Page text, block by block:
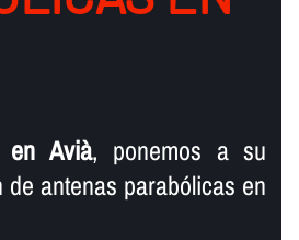
en Avià, ponemos a su
antenas parabólicas en